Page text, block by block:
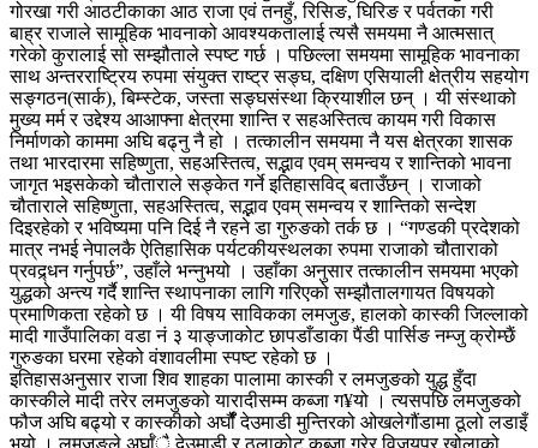
गोरखा गरी आठटीकाका आठ राजा एवं तनहुँ, रिसिङ, घिरिङ र पर्वतका गरी
बाह्र राजाले सामूहिक भावनाको आवश्यकतालाई त्यसै समयमा नै आत्मसात्
गरेको कुरालाई सो सम्झौताले स्पष्ट गर्छ । पछिल्ला समयमा सामूहिक भावनाका
साथ अन्तरराष्ट्रिय रुपमा संयुक्त राष्ट्र सङ्घ, दक्षिण एसियाली क्षेत्रीय सहयोग
सङ्गठन(सार्क), बिम्स्टेक, जस्ता सङ्घसंस्था क्रियाशील छन् । यी संस्थाको
मुख्य मर्म र उद्देश्य आआफ्ना क्षेत्रमा शान्ति र सहअस्तित्व कायम गरी विकास
निर्माणको काममा अघि बढ्नु नै हो । तत्कालीन समयमा नै यस क्षेत्रका शासक
तथा भारदारमा सहिष्णुता, सहअस्तित्व, सद्भाव एवम् समन्वय र शान्तिको भावना
जागृत भइसकेको चौताराले सङ्केत गर्ने इतिहासविद् बताउँछन् । राजाको
चौताराले सहिष्णुता, सहअस्तित्व, सद्भाव एवम् समन्वय र शान्तिको सन्देश
दिइरहेको र भविष्यमा पनि दिई नै रहने डा गुरुङको तर्क छ । “गण्डकी प्रदेशको
मात्र नभई नेपालकै ऐतिहासिक पर्यटकीयस्थलका रुपमा राजाको चौताराको
प्रवद्र्धन गर्नुपर्छ”, उहाँले भन्नुभयो । उहाँका अनुसार तत्कालीन समयमा भएको
युद्धको अन्त्य गर्दै शान्ति स्थापनाका लागि गरिएको सम्झौतालगायत विषयको
प्रमाणिकता रहेको छ । यी विषय साविकका लमजुङ, हालको कास्की जिल्लाको
मादी गाउँपालिका वडा नं ३ याङ्जाकोट छापडाँडाका पैंडी पार्सिङ नम्जु क्रोम्छैं
गुरुङका घरमा रहेको वंशावलीमा स्पष्ट रहेको छ ।
इतिहासअनुसार राजा शिव शाहका पालामा कास्की र लमजुङको युद्ध हुँदा
कास्कीले मादी तरेर लमजुङको यारादीसम्म कब्जा ग¥यो । त्यसपछि लमजुङको
फौज अघि बढ्यो र कास्कीको अर्घौंँ देउमाडी मुन्तिरको ओखलेगौंडामा ठूलो लडाइँ
भयो । लमजुङले अर्घाँै देउमाडी र ठूलाकोट कब्जा गरेर विजयपुर खोलाको